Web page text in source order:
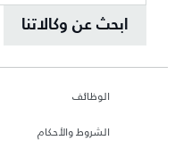
ابحث عن وكالاتنا
الوظائف
الشروط والأحكام